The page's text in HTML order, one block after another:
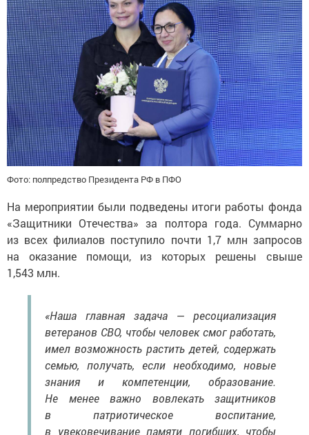
Фото: полпредство Президента РФ в ПФО
На мероприятии были подведены итоги работы фонда
«Защитники Отечества» за полтора года. Суммарно
из всех филиалов поступило почти 1,7 млн запросов
на оказание помощи, из которых решены свыше
1,543 млн.
«Наша главная задача — ресоциализация
ветеранов СВО, чтобы человек смог работать,
имел возможность растить детей, содержать
семью, получать, если необходимо, новые
знания и компетенции, образование.
Не менее важно вовлекать защитников
в патриотическое воспитание,
в увековечивание памяти погибших, чтобы